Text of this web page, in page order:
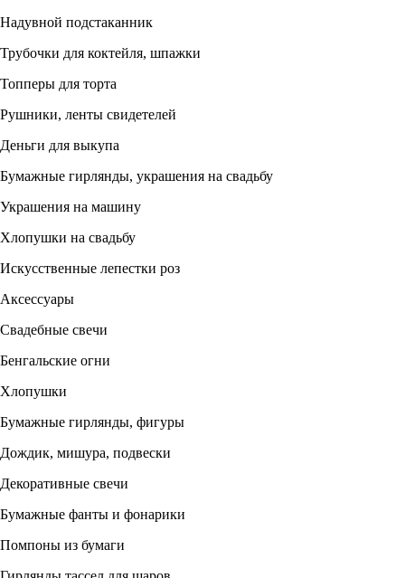
Надувной подстаканник
Трубочки для коктейля, шпажки
Топперы для торта
Рушники, ленты свидетелей
Деньги для выкупа
Бумажные гирлянды, украшения на свадьбу
Украшения на машину
Хлопушки на свадьбу
Искусственные лепестки роз
Аксессуары
Свадебные свечи
Бенгальские огни
Хлопушки
Бумажные гирлянды, фигуры
Дождик, мишура, подвески
Декоративные свечи
Бумажные фанты и фонарики
Помпоны из бумаги